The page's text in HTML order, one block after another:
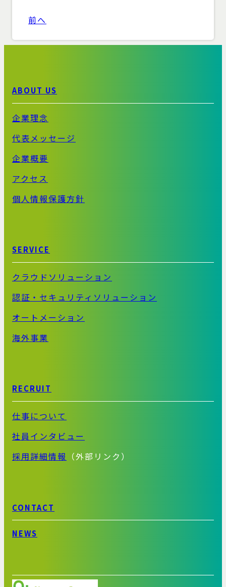
前へ
ABOUT US
企業理念
代表メッセージ
企業概要
アクセス
個人情報保護方針
SERVICE
クラウドソリューション
認証・セキュリティソリューション
オートメーション
海外事業
RECRUIT
仕事について
社員インタビュー
採用詳細情報 （外部リンク）
CONTACT
NEWS